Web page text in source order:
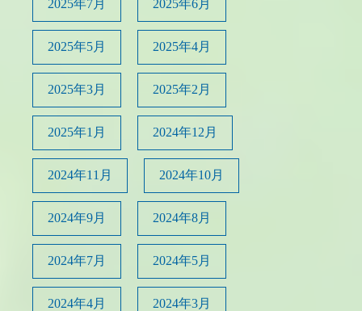
2025年7月 2025年6月
2025年5月 2025年4月
2025年3月 2025年2月
2025年1月 2024年12月
2024年11月 2024年10月
2024年9月 2024年8月
2024年7月 2024年5月
2024年4月 2024年3月